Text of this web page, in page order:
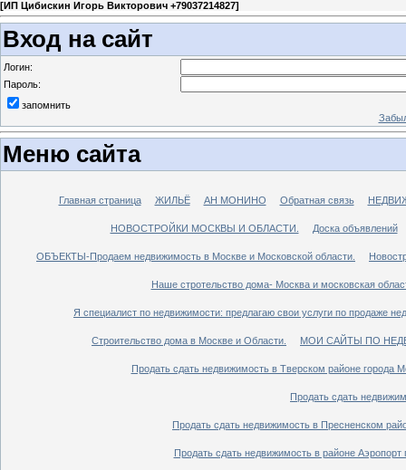
[ИП Цибискин Игорь Викторович +79037214827]
Вход на сайт
Логин:
Пароль:
запомнить
Меню сайта
Главная страница ЖИЛЬЁ АН МОНИНО Обратная связь
НОВОСТРОЙКИ МОСКВЫ И ОБЛАСТИ. Доска объявлений
ОБЪЕКТЫ-Продаем недвижимость в Москве и Московской области.
Наше стротельство дома- Москва и московская
Я специалист по недвижимости: предлагаю свои услуги по продаже
Строительство дома в Москве и Области. МОИ САЙТЫ ПО
Продать сдать недвижимость в Тверском районе города
Продать сдать
Продать сдать недвижимость в Пресненском
Продать сдать недвижимость в районе